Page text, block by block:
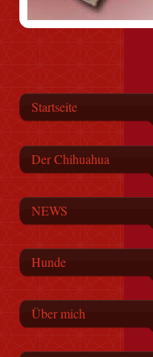
Startseite
Der Chihuahua
NEWS
Hunde
Über mich